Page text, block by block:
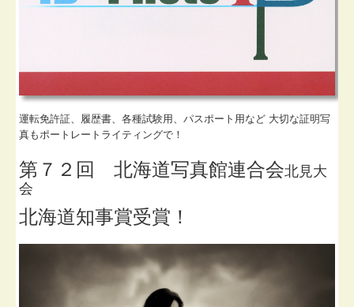
運転免許証、履歴書、各種試験用、パスポート用など 大切な証明写
真もポートレートライティングで！
第７２回 北海道写真館連合会北見大
会
北海道知事賞受賞！